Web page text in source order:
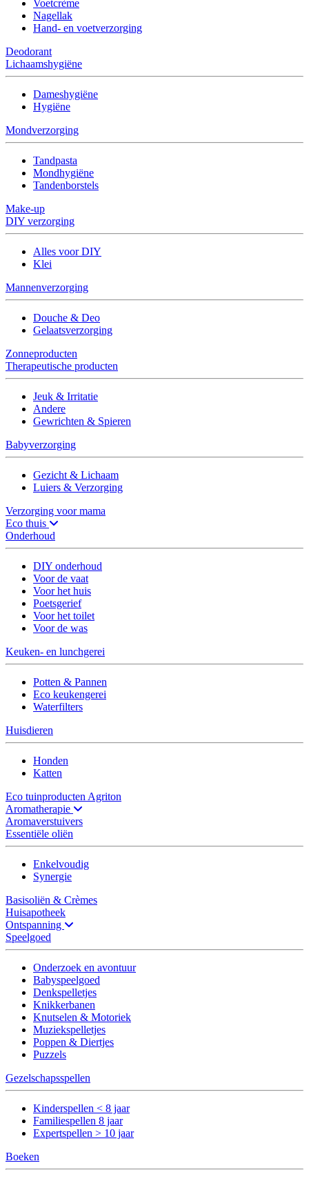
Voetcrème
Nagellak
Hand- en voetverzorging
Deodorant
Lichaamshygiëne
Dameshygiëne
Hygiëne
Mondverzorging
Tandpasta
Mondhygiëne
Tandenborstels
Make-up
DIY verzorging
Alles voor DIY
Klei
Mannenverzorging
Douche & Deo
Gelaatsverzorging
Zonneproducten
Therapeutische producten
Jeuk & Irritatie
Andere
Gewrichten & Spieren
Babyverzorging
Gezicht & Lichaam
Luiers & Verzorging
Verzorging voor mama
Eco thuis
Onderhoud
DIY onderhoud
Voor de vaat
Voor het huis
Poetsgerief
Voor het toilet
Voor de was
Keuken- en lunchgerei
Potten & Pannen
Eco keukengerei
Waterfilters
Huisdieren
Honden
Katten
Eco tuinproducten Agriton
Aromatherapie
Aromaverstuivers
Essentiële oliën
Enkelvoudig
Synergie
Basisoliën & Crèmes
Huisapotheek
Ontspanning
Speelgoed
Onderzoek en avontuur
Babyspeelgoed
Denkspelletjes
Knikkerbanen
Knutselen & Motoriek
Muziekspelletjes
Poppen & Diertjes
Puzzels
Gezelschapsspellen
Kinderspellen < 8 jaar
Familiespellen 8 jaar
Expertspellen > 10 jaar
Boeken